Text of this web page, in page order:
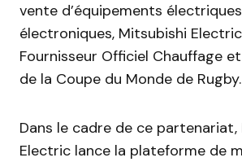
vente d’équipements
électroniques, Mitsubishi
Fournisseur Officiel Chauffage
de la Coupe du Monde de Rugby.
Dans le cadre de ce partenariat,
Electric lance la plateforme de